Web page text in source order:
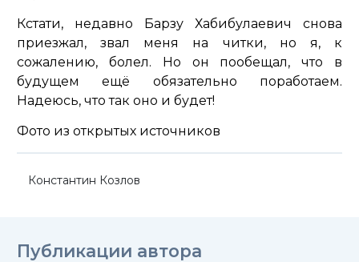
Кстати, недавно Барзу Хабибулаевич снова
приезжал, звал меня на читки, но я, к
сожалению, болел. Но он пообещал, что в
будущем ещё обязательно поработаем.
Надеюсь, что так оно и будет!
Фото из открытых источников
Константин Козлов
Публикации автора